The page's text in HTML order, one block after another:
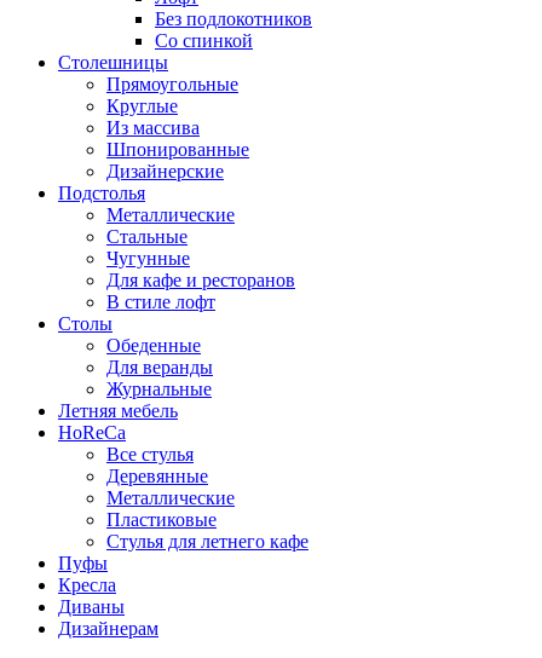
Без подлокотников
Со спинкой
Столешницы
Прямоугольные
Круглые
Из массива
Шпонированные
Дизайнерские
Подстолья
Металлические
Стальные
Чугунные
Для кафе и ресторанов
В стиле лофт
Столы
Обеденные
Для веранды
Журнальные
Летняя мебель
HoReCa
Все стулья
Деревянные
Металлические
Пластиковые
Стулья для летнего кафе
Пуфы
Кресла
Диваны
Дизайнерам